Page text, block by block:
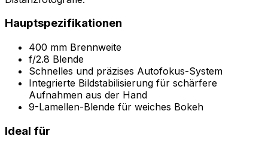
Hauptspezifikationen
400 mm Brennweite
f/2.8 Blende
Schnelles und präzises Autofokus-System
Integrierte Bildstabilisierung für schärfere
Aufnahmen aus der Hand
9-Lamellen-Blende für weiches Bokeh
Ideal für